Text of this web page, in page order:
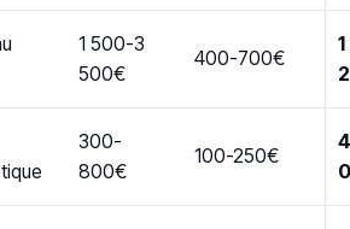
1 500-3
500€
400-700€
300-
800€
100-250€